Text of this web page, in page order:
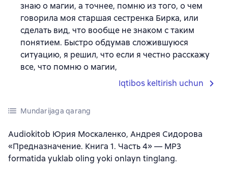
знаю о магии, а точнее, помню из того, о чем
говорила моя старшая сестренка Бирка, или
сделать вид, что вообще не знаком с таким
понятием. Быстро обдумав сложившуюся
ситуацию, я решил, что если я честно расскажу
все, что помню о магии,
Iqtibos keltirish uchun
Mundarijaga qarang
Audiokitob Юрия Москаленко, Андрея Сидорова
«Предназначение. Книга 1. Часть 4» — MP3
formatida yuklab oling yoki onlayn tinglang.